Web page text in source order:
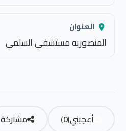
العنوان
المنصوريه مستشفي السلمي
أعجبني(
0
) مشاركة